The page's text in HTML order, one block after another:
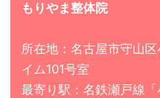
もりやま整体院
所在地：名古屋市守山
イム101号室
最寄り駅：名鉄瀬戸線